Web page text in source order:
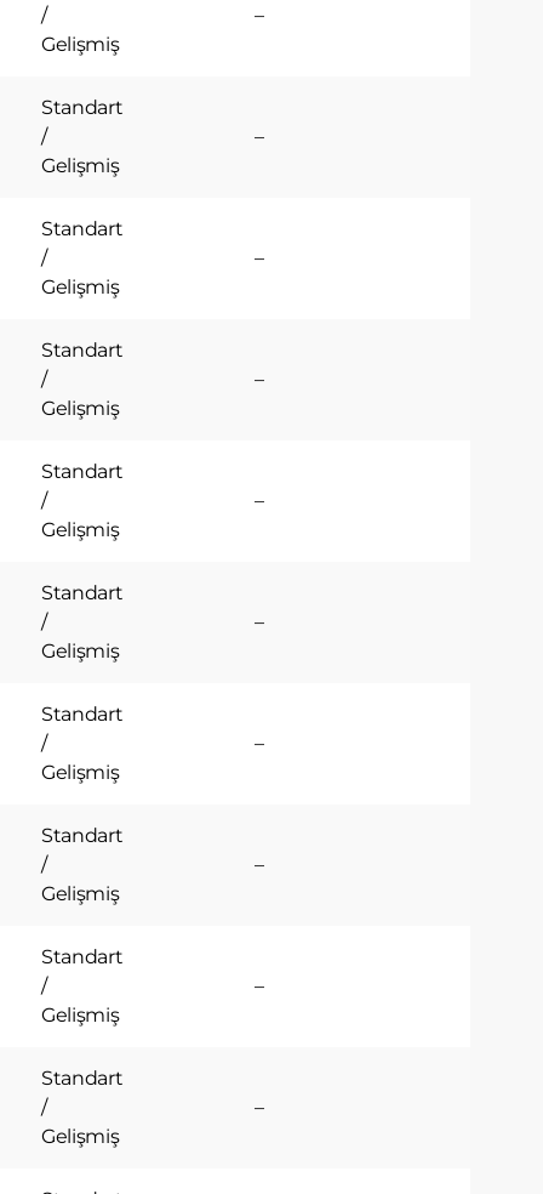
/
Gelişmiş
–
Standart
/
Gelişmiş
–
Standart
/
Gelişmiş
–
Standart
/
Gelişmiş
–
Standart
/
Gelişmiş
–
Standart
/
Gelişmiş
–
Standart
/
Gelişmiş
–
Standart
/
Gelişmiş
–
Standart
/
Gelişmiş
–
Standart
/
Gelişmiş
–